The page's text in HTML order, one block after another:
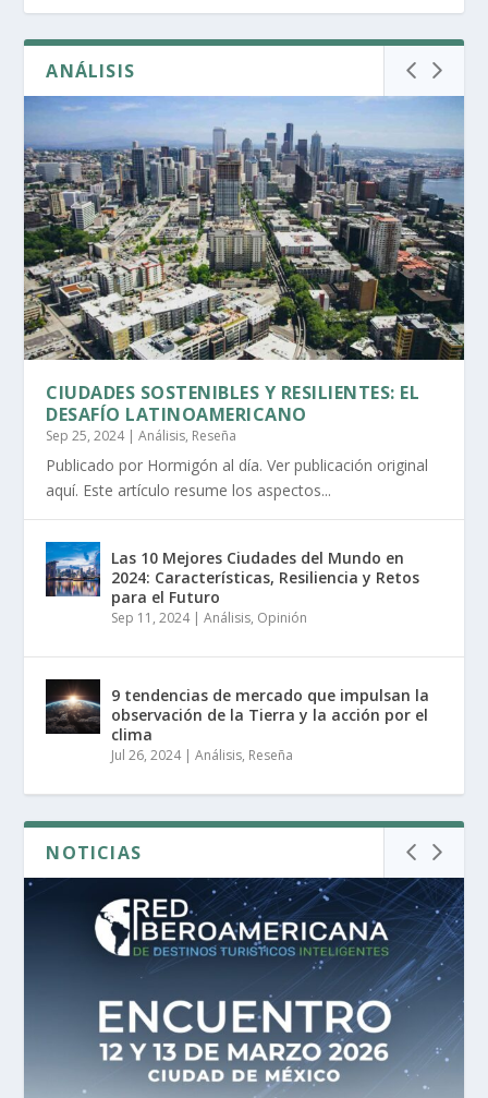
ANÁLISIS
CIUDADES SOSTENIBLES Y RESILIENTES: EL
DESAFÍO LATINOAMERICANO
Sep 25, 2024|Análisis, Reseña
Publicado por Hormigón al día. Ver publicación original
aquí. Este artículo resume los aspectos...
Las 10 Mejores Ciudades del Mundo en
2024: Características, Resiliencia y Retos
para el Futuro
Sep 11, 2024|Análisis, Opinión
9 tendencias de mercado que impulsan la
observación de la Tierra y la acción por el
clima
Jul 26, 2024|Análisis, Reseña
NOTICIAS